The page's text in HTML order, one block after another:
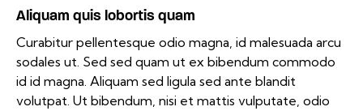
Aliquam quis lobortis quam
Curabitur pellentesque odio magna, id malesuada arcu
sodales ut. Sed sed quam ut ex bibendum commodo
id id magna. Aliquam sed ligula sed ante blandit
volutpat. Ut bibendum, nisi et mattis vulputate, odio